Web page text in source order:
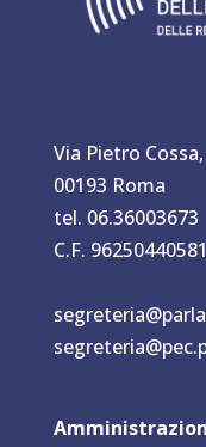
Via Pietro Cossa,
00193 Roma
tel. 06.36003673
C.F. 96250440581